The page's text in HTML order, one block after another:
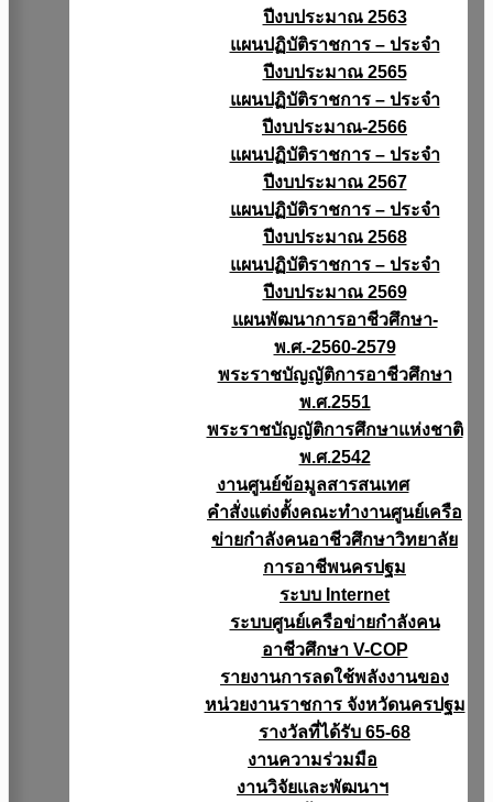
ปีงบประมาณ 2563
แผนปฏิบัติราชการ – ประจำ
ปีงบประมาณ 2565
แผนปฏิบัติราชการ – ประจำ
ปีงบประมาณ-2566
แผนปฏิบัติราชการ – ประจำ
ปีงบประมาณ 2567
แผนปฏิบัติราชการ – ประจำ
ปีงบประมาณ 2568
แผนปฏิบัติราชการ – ประจำ
ปีงบประมาณ 2569
แผนพัฒนาการอาชีวศึกษา-
พ.ศ.-2560-2579
พระราชบัญญัติการอาชีวศึกษา
พ.ศ.2551
พระราชบัญญัติการศึกษาแห่งชาติ
พ.ศ.2542
งานศูนย์ข้อมูลสารสนเทศ
คำสั่งแต่งตั้งคณะทำงานศูนย์เครือ
ข่ายกำลังคนอาชีวศึกษาวิทยาลัย
การอาชีพนครปฐม
ระบบ Internet
ระบบศูนย์เครือข่ายกำลังคน
อาชีวศึกษา V-COP
รายงานการลดใช้พลังงานของ
หน่วยงานราชการ จังหวัดนครปฐม
รางวัลที่ได้รับ 65-68
งานความร่วมมือ
งานวิจัยเเละพัฒนาฯ